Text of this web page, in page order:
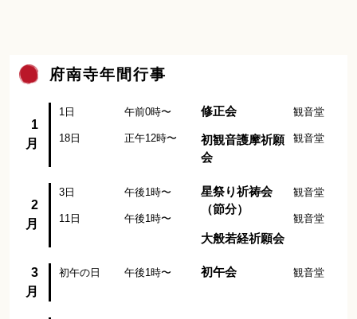
府南寺年間行事
1
月
1日
18日
午前0時〜
正午12時〜
修正会
初観音護摩祈願
会
観音堂
観音堂
2
月
3日
11日
午後1時〜
午後1時〜
星祭り祈祷会
（節分）
大般若経祈願会
観音堂
観音堂
3
月
初午の日 午後1時〜 初午会 観音堂